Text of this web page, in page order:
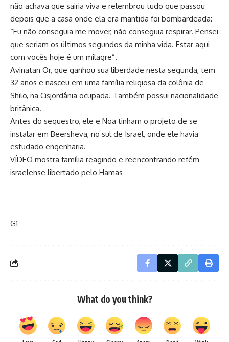
não achava que sairia viva e relembrou tudo que passou
depois que a casa onde ela era mantida foi bombardeada:
“Eu não conseguia me mover, não conseguia respirar. Pensei
que seriam os últimos segundos da minha vida. Estar aqui
com vocês hoje é um milagre”.
Avinatan Or, que ganhou sua liberdade nesta segunda, tem
32 anos e nasceu em uma família religiosa da colônia de
Shilo, na Cisjordânia ocupada. Também possui nacionalidade
britânica.
Antes do sequestro, ele e Noa tinham o projeto de se
instalar em Beersheva, no sul de Israel, onde ele havia
estudado engenharia.
VÍDEO mostra família reagindo e reencontrando refém
israelense libertado pelo Hamas
G1
What do you think?